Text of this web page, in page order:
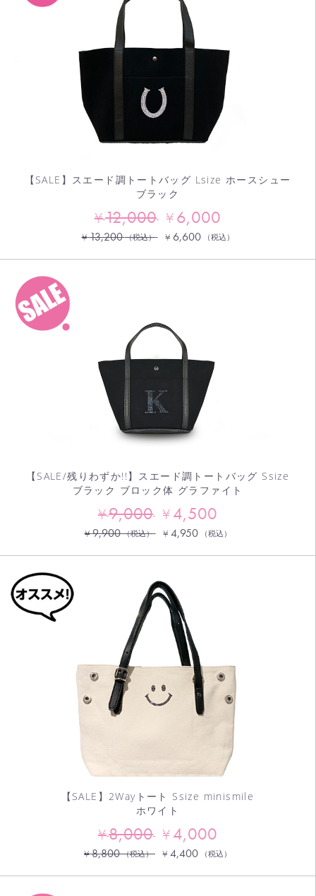
【SALE】スエード調トートバッグ Lsize ホースシュー
ブラック
¥12,000 ¥6,000
¥13,200 （税込） ¥ 6,600 （税込）
【SALE/残りわずか!!】スエード調トートバッグ Ssize
ブラック ブロック体 グラファイト
¥9,000 ¥4,500
¥9,900 （税込） ¥ 4,950 （税込）
【SALE】2Wayトート Ssize minismile
ホワイト
¥8,000 ¥4,000
¥8,800 （税込） ¥ 4,400 （税込）